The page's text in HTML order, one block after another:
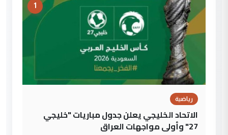
1
رياضية
الاتحاد الخليجي يعلن جدول مباريات "خليجي
27" وأولى مواجهات العراق